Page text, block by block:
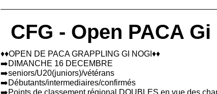
CFG - Open PACA
♦️♦️OPEN DE PACA GRAPPLING GI NOGI♦️♦️
➡️DIMANCHE 16 DECEMBRE
➡️seniors/U20(juniors)/vétérans
➡️Débutants/intermediaires/confirmés
➡️Points de classement régional DOUBLES en vue des